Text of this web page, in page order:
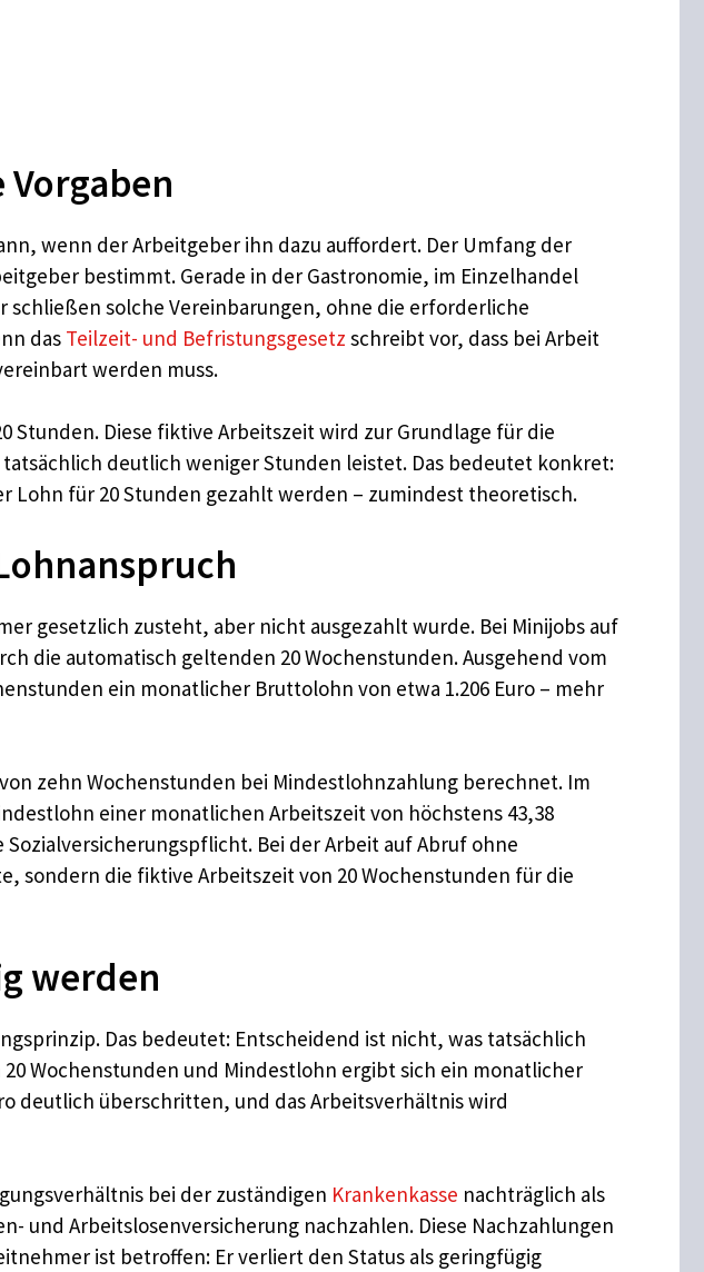
wenn der Arbeitgeber ihn dazu auffordert. Der Umfang der
bestimmt. Gerade in der Gastronomie, im Einzelhandel
solche Vereinbarungen, ohne die erforderliche
das Teilzeit- und Befristungsgesetz schreibt vor, dass bei Arbeit
werden muss.
Diese fiktive Arbeitszeit wird zur Grundlage für die
deutlich weniger Stunden leistet. Das bedeutet konkret:
Lohn für 20 Stunden gezahlt werden – zumindest theoretisch.
gesetzlich zusteht, aber nicht ausgezahlt wurde. Bei Minijobs auf
die automatisch geltenden 20 Wochenstunden. Ausgehend vom
ein monatlicher Bruttolohn von etwa 1.206 Euro – mehr
zehn Wochenstunden bei Mindestlohnzahlung berechnet. Im
einer monatlichen Arbeitszeit von höchstens 43,38
Bei der Arbeit auf Abruf ohne
sondern die fiktive Arbeitszeit von 20 Wochenstunden für die
werden
Das bedeutet: Entscheidend ist nicht, was tatsächlich
Wochenstunden und Mindestlohn ergibt sich ein monatlicher
deutlich überschritten, und das Arbeitsverhältnis wird
bei der zuständigen Krankenkasse nachträglich als
und Arbeitslosenversicherung nachzahlen. Diese Nachzahlungen
ist betroffen: Er verliert den Status als geringfügig